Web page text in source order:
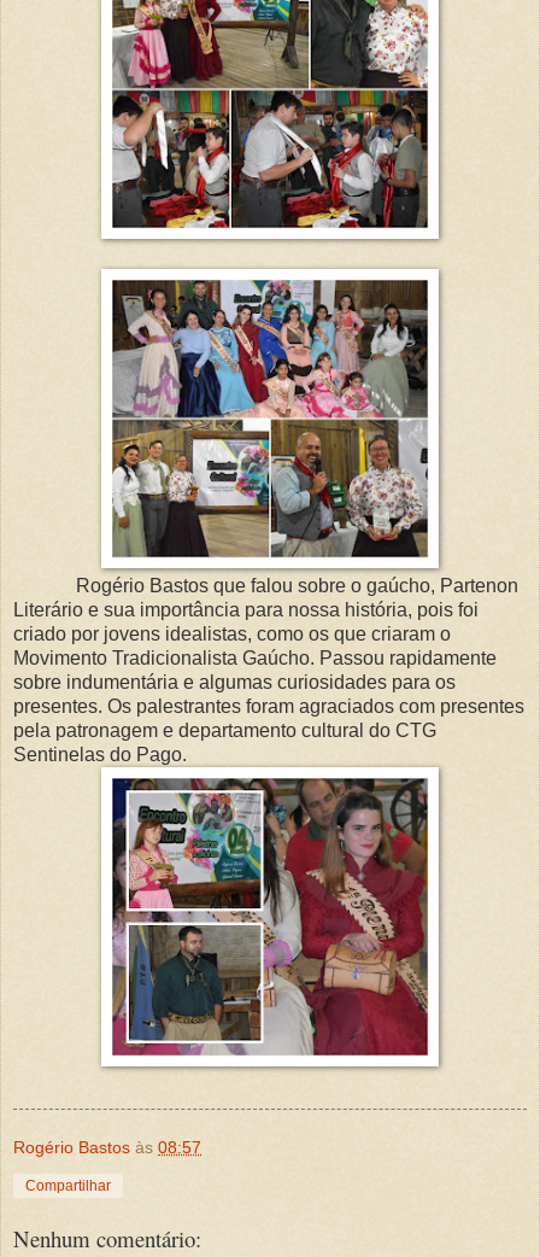
Rogério Bastos que falou sobre o gaúcho, Partenon
Literário e sua importância para nossa história, pois foi
criado por jovens idealistas, como os que criaram o
Movimento Tradicionalista Gaúcho. Passou rapidamente
sobre indumentária e algumas curiosidades para os
presentes. Os palestrantes foram agraciados com presentes
pela patronagem e departamento cultural do CTG
Sentinelas do Pago.
Rogério Bastos às 08:57
Compartilhar
Nenhum comentário: